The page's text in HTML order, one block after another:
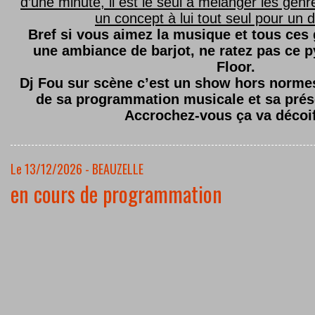
un concept à lui tout seul pour un
Bref si vous aimez la musique et tous ces
une ambiance de barjot, ne ratez pas ce
Floor.
Dj Fou sur scène c’est un show hors
de sa programmation musicale et sa
Accrochez-vous ça va
Le 13/12/2026 - BEAUZELLE
en cours de programmation